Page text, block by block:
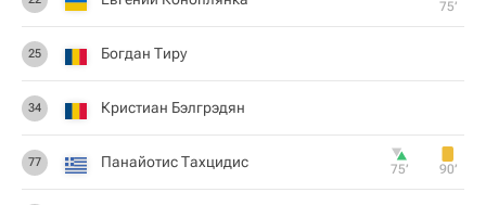
75‎’‎
25 Богдан Тиру
34 Кристиан Бэлгрэдян
77 Панайотис Тахцидис 75‎’‎ 90‎’‎